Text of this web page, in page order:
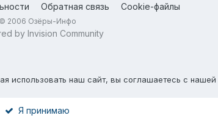
Обратная связь Cookie-файлы
© 2006 Озёры-Инфо
by Invision Community
использовать наш сайт, вы соглашаетесь с нашей
Я принимаю